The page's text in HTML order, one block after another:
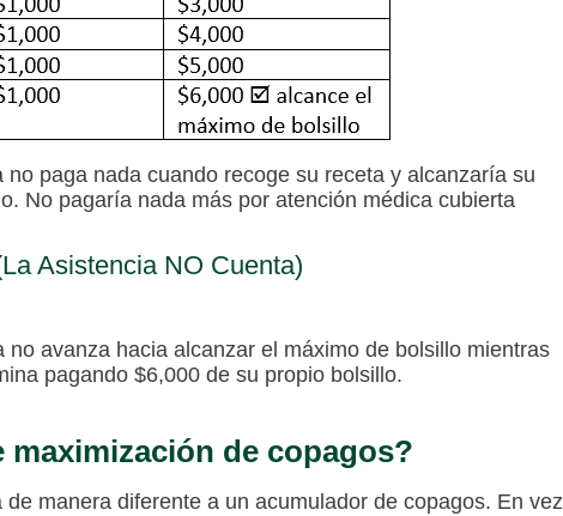
paga nada cuando recoge su receta y alcanzaría su
No pagaría nada más por atención médica cubierta
Asistencia NO Cuenta)
avanza hacia alcanzar el máximo de bolsillo mientras
pagando $6,000 de su propio bolsillo.
maximización de copagos?
manera diferente a un acumulador de copagos. En vez